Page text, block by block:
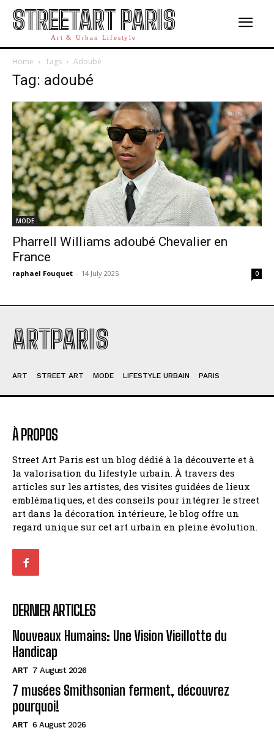
STREETART PARIS
Art & Urban Lifestyle
Home Tags Adoubé
Tag: adoubé
MODE
Pharrell Williams adoubé Chevalier en
France
raphael Fouquet - 14 July 2025 0
ARTPARIS
ART STREET ART MODE LIFESTYLE URBAIN PARIS
À PROPOS
Street Art Paris est un blog dédié à la découverte et à
la valorisation du lifestyle urbain. À travers des
articles sur les artistes, des visites guidées de lieux
emblématiques, et des conseils pour intégrer le street
art dans la décoration intérieure, le blog offre un
regard unique sur cet art urbain en pleine évolution.
DERNIER ARTICLES
Nouveaux Humains: Une Vision Vieillotte du
Handicap
ART 7 August 2026
7 musées Smithsonian ferment, découvrez
pourquoi!
ART 6 August 2026